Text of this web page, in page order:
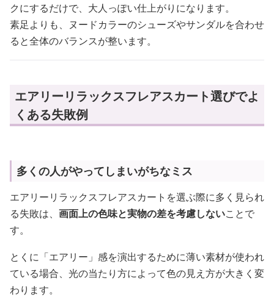
クにするだけで、大人っぽい仕上がりになります。
素足よりも、ヌードカラーのシューズやサンダルを合わせ
ると全体のバランスが整います。
エアリーリラックスフレアスカート選びでよ
くある失敗例
多くの人がやってしまいがちなミス
エアリーリラックスフレアスカートを選ぶ際に多く見られ
る失敗は、 画面上の色味と実物の差を考慮しないことで
す。
とくに「エアリー」感を演出するために薄い素材が使われ
ている場合、光の当たり方によって色の見え方が大きく変
わります。